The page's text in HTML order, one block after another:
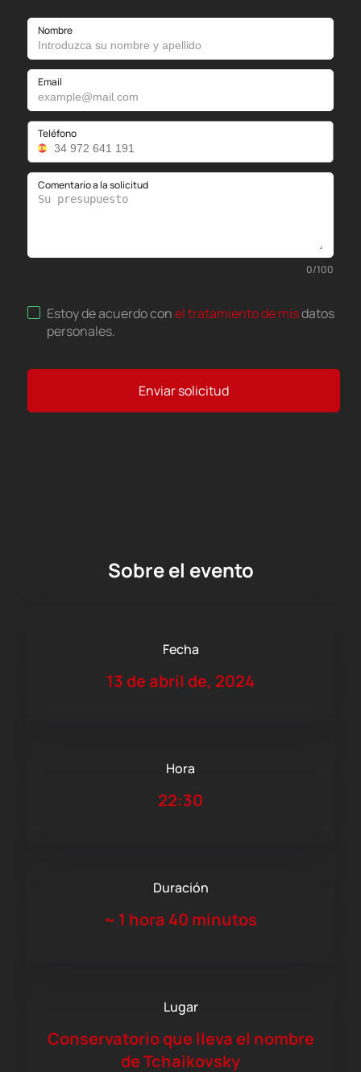
Nombre
Email
Teléfono
Comentario a la solicitud
0/100
Estoy de acuerdo conel tratamiento de misdatos
personales.
Enviar solicitud
Sobre el evento
Fecha
13 de abril de, 2024
Hora
22:30
Duración
~ 1 hora 40 minutos
Lugar
Conservatorio que lleva el nombre
de Tchaikovsky